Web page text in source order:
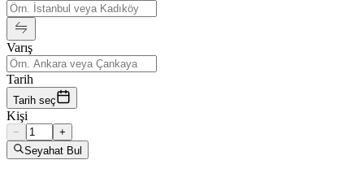
Varış
Tarih
Tarih seç
Kişi
−
+
Seyahat Bul